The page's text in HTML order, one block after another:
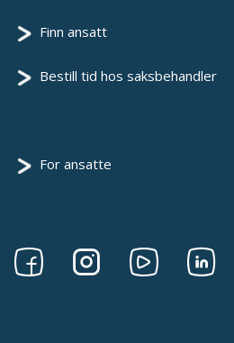
Finn ansatt
Bestill tid hos saksbehandler
For ansatte
Følg
Følg
Følg
Følg